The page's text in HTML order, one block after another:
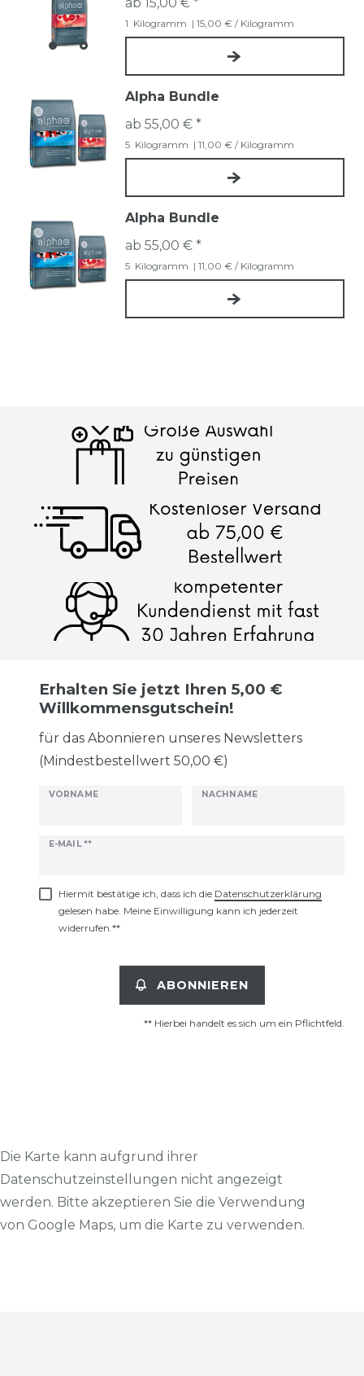
1 Kilogramm | 15,00 € / Kilogramm
Alpha Bundle
ab 55,00 € *
5 Kilogramm | 11,00 € / Kilogramm
Alpha Bundle
ab 55,00 € *
5 Kilogramm | 11,00 € / Kilogramm
Erhalten Sie jetzt Ihren 5,00 €
Willkommensgutschein!
für das Abonnieren unseres Newsletters
(Mindestbestellwert 50,00 €)
VORNAME NACHNAME
E-MAIL **
Newsletter
Hiermit bestätige ich, dass ich die Daten­schutz­erklärung
gelesen habe. Meine Einwilligung kann ich jederzeit
widerrufen.**
ABONNIEREN
** Hierbei handelt es sich um ein Pflichtfeld.
Die Karte kann aufgrund ihrer
Datenschutzeinstellungen nicht angezeigt
werden. Bitte akzeptieren Sie die Verwendung
von Google Maps, um die Karte zu verwenden.